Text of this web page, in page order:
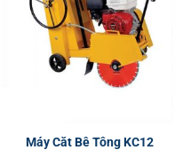
Máy Căt Bê Tông KC12